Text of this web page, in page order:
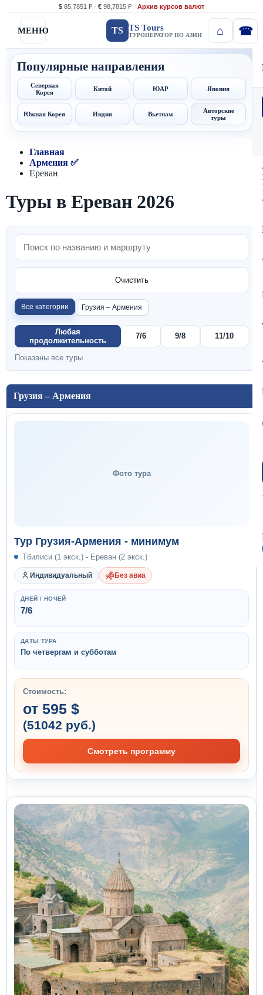
$ 85,7851 ₽ · € 98,7815 ₽ Архив курсов валют
МЕНЮ TS TS Tours
ТУРОПЕРАТОР ПО АЗИИ
Популярные направления
Северная
Корея
Китай ЮАР Япония
Южная Корея Индия Вьетнам
Авторские
туры
Главная
Армения ✅
Ереван
Туры в Ереван 2026
Очистить
Все категории Грузия – Армения
Любая
продолжительность
7/6 9/8 11/10
Показаны все туры
Грузия – Армения
Фото тура
Тур Грузия-Армения - минимум
Тбилиси (1 экск.) - Ереван (2 экск.)
Индивидуальный Без авиа
ДНЕЙ / НОЧЕЙ
7/6
ДАТЫ ТУРА
По четвергам и субботам
Стоимость:
от 595 $
(51042 руб.)
Смотреть программу